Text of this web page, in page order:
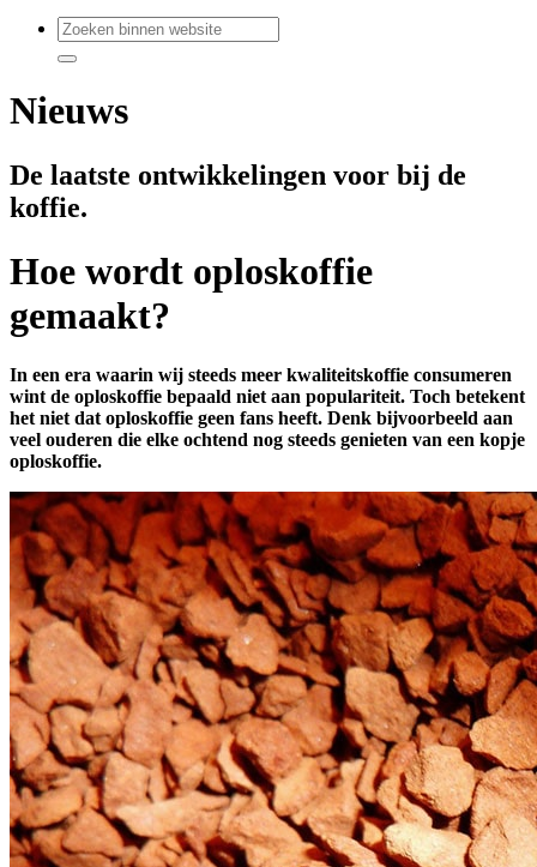
Nieuws
De laatste ontwikkelingen voor bij de
koffie.
Hoe wordt oploskoffie
gemaakt?
In een era waarin wij steeds meer kwaliteitskoffie consumeren
wint de oploskoffie bepaald niet aan populariteit. Toch betekent
het niet dat oploskoffie geen fans heeft. Denk bijvoorbeeld aan
veel ouderen die elke ochtend nog steeds genieten van een kopje
oploskoffie.